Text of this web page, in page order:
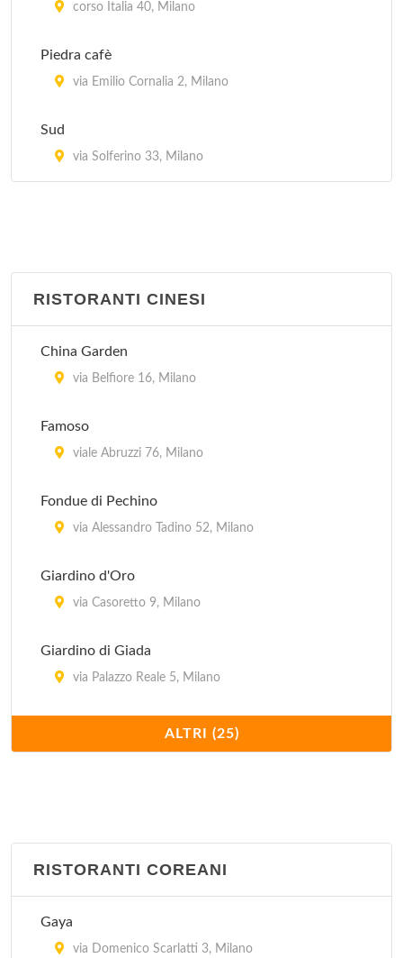
corso Italia 40, Milano
Piedra cafè
via Emilio Cornalia 2, Milano
Sud
via Solferino 33, Milano
RISTORANTI CINESI
China Garden
via Belfiore 16, Milano
Famoso
viale Abruzzi 76, Milano
Fondue di Pechino
via Alessandro Tadino 52, Milano
Giardino d'Oro
via Casoretto 9, Milano
Giardino di Giada
via Palazzo Reale 5, Milano
via Giovanni Schiapparelli 5, Milano
Jubin
Kota Radja
ALTRI (25)
RISTORANTI COREANI
Gaya
via Domenico Scarlatti 3, Milano